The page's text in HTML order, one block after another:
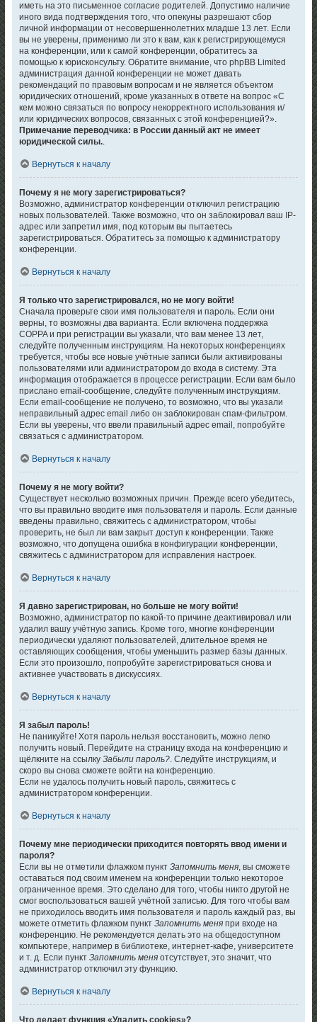
иметь на это письменное согласие родителей. Допустимо наличие
иного вида подтверждения того, что опекуны разрешают сбор
личной информации от несовершеннолетних младше 13 лет. Если
вы не уверены, применимо ли это к вам, как к регистрирующемуся
на конференции, или к самой конференции, обратитесь за
помощью к юрисконсульту. Обратите внимание, что phpBB Limited
администрация данной конференции не может давать
рекомендаций по правовым вопросам и не является объектом
юридических отношений, кроме указанных в ответе на вопрос «С
кем можно связаться по вопросу некорректного использования и/
или юридических вопросов, связанных с этой конференцией?».
Примечание переводчика: в России данный акт не имеет
юридической силы..
Вернуться к началу
Почему я не могу зарегистрироваться?
Возможно, администратор конференции отключил регистрацию
новых пользователей. Также возможно, что он заблокировал ваш IP-
адрес или запретил имя, под которым вы пытаетесь
зарегистрироваться. Обратитесь за помощью к администратору
конференции.
Вернуться к началу
Я только что зарегистрировался, но не могу войти!
Сначала проверьте свои имя пользователя и пароль. Если они
верны, то возможны два варианта. Если включена поддержка
COPPA и при регистрации вы указали, что вам менее 13 лет,
следуйте полученным инструкциям. На некоторых конференциях
требуется, чтобы все новые учётные записи были активированы
пользователями или администратором до входа в систему. Эта
информация отображается в процессе регистрации. Если вам было
прислано email-сообщение, следуйте полученным инструкциям.
Если email-сообщение не получено, то возможно, что вы указали
неправильный адрес email либо он заблокирован спам-фильтром.
Если вы уверены, что ввели правильный адрес email, попробуйте
связаться с администратором.
Вернуться к началу
Почему я не могу войти?
Существует несколько возможных причин. Прежде всего убедитесь,
что вы правильно вводите имя пользователя и пароль. Если данные
введены правильно, свяжитесь с администратором, чтобы
проверить, не был ли вам закрыт доступ к конференции. Также
возможно, что допущена ошибка в конфигурации конференции,
свяжитесь с администратором для исправления настроек.
Вернуться к началу
Я давно зарегистрирован, но больше не могу войти!
Возможно, администратор по какой-то причине деактивировал или
удалил вашу учётную запись. Кроме того, многие конференции
периодически удаляют пользователей, длительное время не
оставляющих сообщения, чтобы уменьшить размер базы данных.
Если это произошло, попробуйте зарегистрироваться снова и
активнее участвовать в дискуссиях.
Вернуться к началу
Я забыл пароль!
Не паникуйте! Хотя пароль нельзя восстановить, можно легко
получить новый. Перейдите на страницу входа на конференцию и
щёлкните на ссылкуЗабыли пароль?. Следуйте инструкциям, и
скоро вы снова сможете войти на конференцию.
Если не удалось получить новый пароль, свяжитесь с
администратором конференции.
Вернуться к началу
Почему мне периодически приходится повторять ввод имени и
пароля?
Если вы не отметили флажком пунктЗапомнить меня, вы сможете
оставаться под своим именем на конференции только некоторое
ограниченное время. Это сделано для того, чтобы никто другой не
смог воспользоваться вашей учётной записью. Для того чтобы вам
не приходилось вводить имя пользователя и пароль каждый раз, вы
можете отметить флажком пунктЗапомнить меня при входе на
конференцию. Не рекомендуется делать это на общедоступном
компьютере, например в библиотеке, интернет-кафе, университете
и т. д. Если пунктЗапомнить меня отсутствует, это значит, что
администратор отключил эту функцию.
Вернуться к началу
Что делает функция «Удалить cookies»?